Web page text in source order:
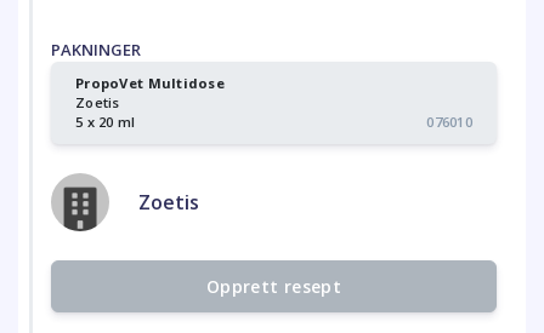
PAKNINGER
PropoVet Multidose
Zoetis
5 x 20 ml
076010
Zoetis
Opprett resept